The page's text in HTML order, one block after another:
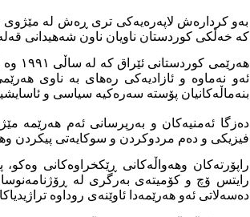
بەو کردارەش لاپەرەیەکی تری ڕەش لە مێژوی
کە خەڵکی کوردستان ناویان ناون شەهیدانی
ئەو نەماوە و ئازادیەکی ره‌های بە ناوی
بنەماڵەکانیان پۆستە سەرەکیە سیاسی و
ده‌زگا ئه‌منیه‌کان و بەرپرسانی ئەم هەرێمە
فیزیکی و دەم مردوکردن و سوکایەتی پیکردن
راپۆرتەکان وهەواڵەکانی ڕێکخراوەکانی
رایتس ۆچ و کۆمیتەی بەرگری لە
دەسەلاتی ئەو هەرێمەدا ئاوێنەی روداوە